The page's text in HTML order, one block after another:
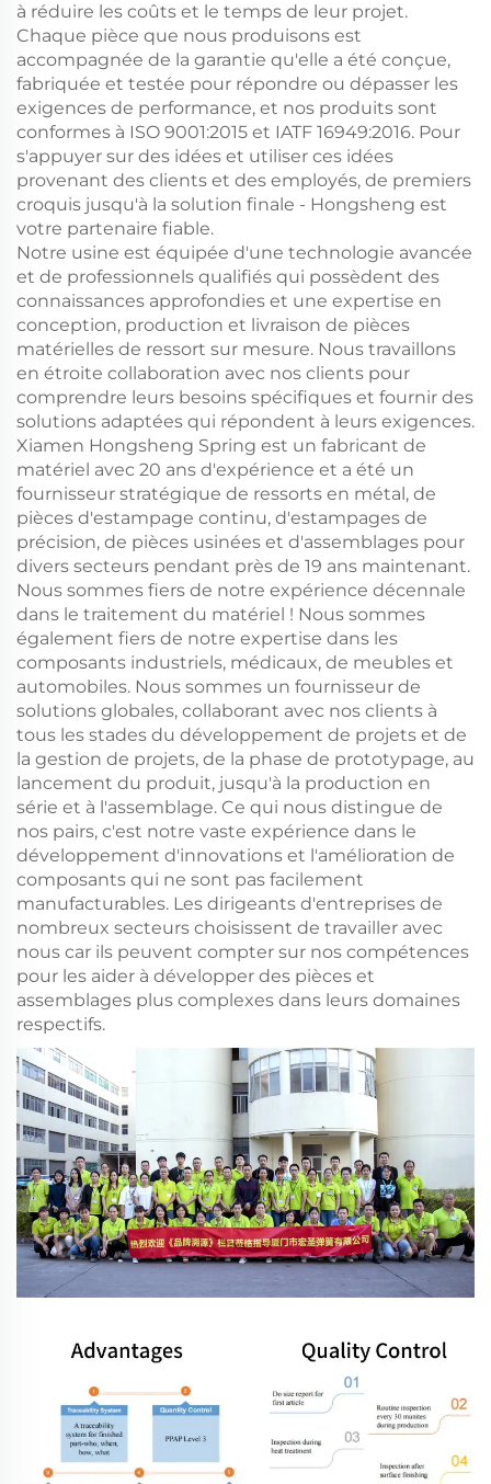
à réduire les coûts et le temps de leur projet.
Chaque pièce que nous produisons est
accompagnée de la garantie qu'elle a été conçue,
fabriquée et testée pour répondre ou dépasser les
exigences de performance, et nos produits sont
conformes à ISO 9001:2015 et IATF 16949:2016. Pour
s'appuyer sur des idées et utiliser ces idées
provenant des clients et des employés, de premiers
croquis jusqu'à la solution finale - Hongsheng est
votre partenaire fiable.
Notre usine est équipée d'une technologie avancée
et de professionnels qualifiés qui possèdent des
connaissances approfondies et une expertise en
conception, production et livraison de pièces
matérielles de ressort sur mesure. Nous travaillons
en étroite collaboration avec nos clients pour
comprendre leurs besoins spécifiques et fournir des
solutions adaptées qui répondent à leurs exigences.
Xiamen Hongsheng Spring est un fabricant de
matériel avec 20 ans d'expérience et a été un
fournisseur stratégique de ressorts en métal, de
pièces d'estampage continu, d'estampages de
précision, de pièces usinées et d'assemblages pour
divers secteurs pendant près de 19 ans maintenant.
Nous sommes fiers de notre expérience décennale
dans le traitement du matériel ! Nous sommes
également fiers de notre expertise dans les
composants industriels, médicaux, de meubles et
automobiles. Nous sommes un fournisseur de
solutions globales, collaborant avec nos clients à
tous les stades du développement de projets et de
la gestion de projets, de la phase de prototypage, au
lancement du produit, jusqu'à la production en
série et à l'assemblage. Ce qui nous distingue de
nos pairs, c'est notre vaste expérience dans le
développement d'innovations et l'amélioration de
composants qui ne sont pas facilement
manufacturables. Les dirigeants d'entreprises de
nombreux secteurs choisissent de travailler avec
nous car ils peuvent compter sur nos compétences
pour les aider à développer des pièces et
assemblages plus complexes dans leurs domaines
respectifs.